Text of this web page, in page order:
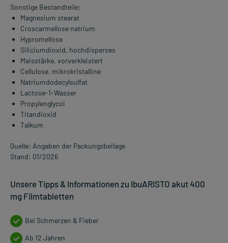
Sonstige Bestandteile:
Magnesium stearat
Croscarmellose natrium
Hypromellose
Siliciumdioxid, hochdisperses
Maisstärke, vorverkleistert
Cellulose, mikrokristalline
Natriumdodecylsulfat
Lactose-1-Wasser
Propylenglycol
Titandioxid
Talkum
Quelle: Angaben der Packungsbeilage
Stand: 01/2026
Unsere Tipps & Informationen zu IbuARISTO akut 400
mg Filmtabletten
Bei Schmerzen & Fieber
Ab 12 Jahren